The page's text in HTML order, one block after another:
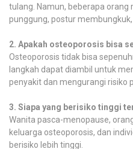
tulang. Namun, beberapa
punggung, postur
2. Apakah osteoporosis bisa
Osteoporosis tidak bisa
langkah dapat diambil untuk
penyakit dan mengurangi risiko
3. Siapa yang berisiko tinggi
Wanita pasca-menopause,
keluarga osteoporosis, dan
berisiko lebih tinggi.